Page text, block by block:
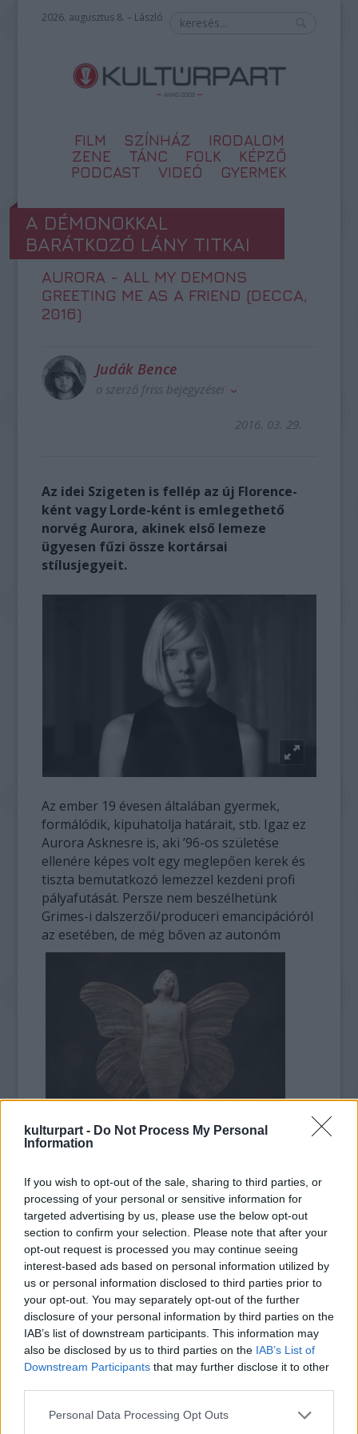
kulturpart - Do Not Process My Personal
Information
If you wish to opt-out of the sale, sharing to third parties, or
processing of your personal or sensitive information for
targeted advertising by us, please use the below opt-out
section to confirm your selection. Please note that after your
opt-out request is processed you may continue seeing
interest-based ads based on personal information utilized by
us or personal information disclosed to third parties prior to
your opt-out. You may separately opt-out of the further
disclosure of your personal information by third parties on the
IAB’s list of downstream participants. This information may
also be disclosed by us to third parties on the IAB’s List of
Downstream Participants that may further disclose it to other
Please note that this website/app uses one or more Google
Personal Data Processing Opt Outs
2026. augusztus 8. – László
FILM SZÍNHÁZ
IRODALOM
ZENE
TÁNC FOLK
KÉPZŐ
PODCAST
VIDEÓ GYERMEK
A DÉMONOKKAL
BARÁTKOZÓ LÁNY TITKAI
AURORA - ALL MY DEMONS
GREETING ME AS A FRIEND (DECCA,
2016)
Judák Bence
a szerző friss bejegyzései
2016. 03. 29.
Az idei Szigeten is fellép az új Florence-
ként vagy Lorde-ként is emlegethető
norvég Aurora, akinek első lemeze
ügyesen fűzi össze kortársai
stílusjegyeit.
Az ember 19 évesen általában gyermek,
formálódik, kipuhatolja határait, stb. Igaz ez
Aurora Asknesre is, aki ’96-os születése
ellenére képes volt egy meglepően kerek és
tiszta bemutatkozó lemezzel kezdeni profi
pályafutását. Persze nem beszélhetünk
Grimes-i dalszerzői/produceri emancipációról
az esetében, de még bőven az autonóm
művészeten belül vagyunk; érezni, hogy a
hölgy saját vízióit kelti életre, még ha valaki
viszi is a kezét kivitelezés közben. Florene +
The Machine, Susanne Sundfor, Fever Ray és
még sok karakán énekesnő idéződik meg a
korongon, de a legközelebb talán akkor
járunk, ha azt mondjuk, Aurora az északi
Lorde: egy tehetséges és talpraesett fiatal,
aki még érezhető imágósága mellett is
szorosan illeszkedik a sejtelmes, hűvös, de